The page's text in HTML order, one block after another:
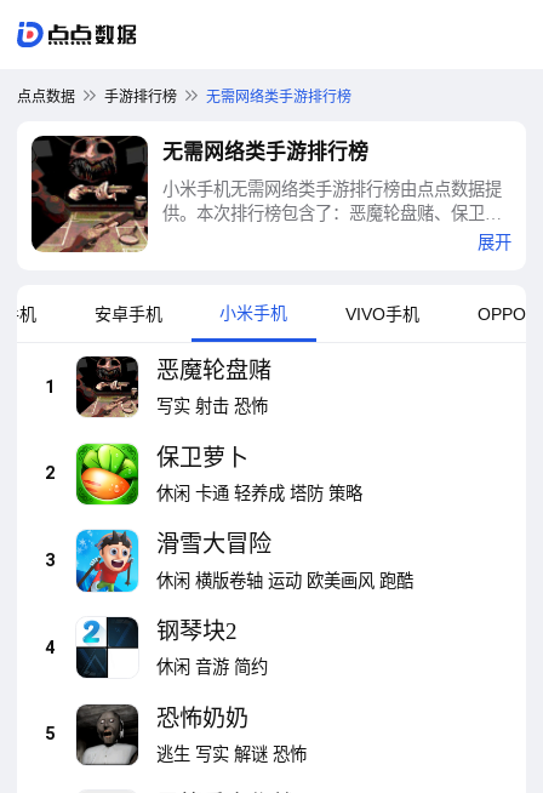
点点数据 手游排行榜 无需网络类手游排行榜
无需网络类手游排行榜
小米手机无需网络类手游排行榜由点点数据提
供。本次排行榜包含了：恶魔轮盘赌、保卫萝
卜、滑雪大冒险、钢琴块2、恐怖奶奶、弓箭手
大无需网络类手游排行榜
展开
机 安卓手机 小米手机 VIVO手机 OPPO
1
恶魔轮盘赌
写实 射击 恐怖
2
保卫萝卜
休闲 卡通 轻养成 塔防 策略
3
滑雪大冒险
休闲 横版卷轴 运动 欧美画风 跑酷
4
钢琴块2
休闲 音游 简约
5
恐怖奶奶
逃生 写实 解谜 恐怖